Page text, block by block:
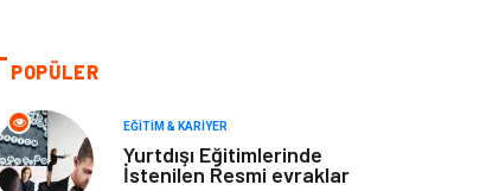
Giyim Keyif & Hobi
POPÜLER
EĞITIM & KARIYER
Yurtdışı Eğitimlerinde
İstenilen Resmi evraklar